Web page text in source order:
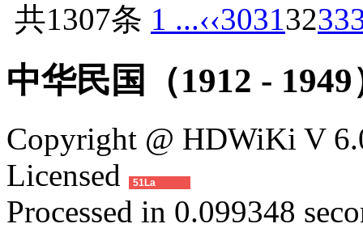
共1307条 1 ...‹‹30313233
中华民国（1912 - 1949
Copyright @ HDWiKi V
Licensed
51La
Processed in 0.099348